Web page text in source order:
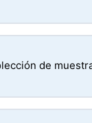
de